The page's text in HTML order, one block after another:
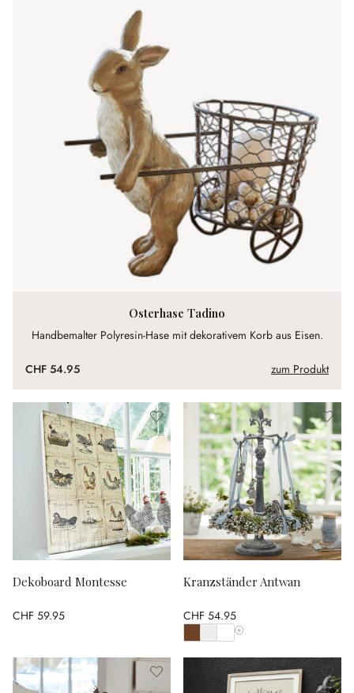
Osterhase Tadino
Handbemalter Polyresin-Hase mit dekorativem Korb aus Eisen.
CHF 54.95 zum Produkt
Dekoboard Montesse
CHF 59.95
Kranzständer Antwan
CHF 54.95
Alle Farben anzeigen